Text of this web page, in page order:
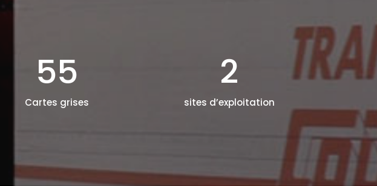
55
Cartes grises
2
sites d’exploitation